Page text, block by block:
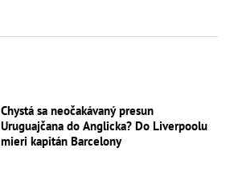
Chystá sa neočakávaný presun
Uruguajčana do Anglicka? Do Liverpoolu
mieri kapitán Barcelony